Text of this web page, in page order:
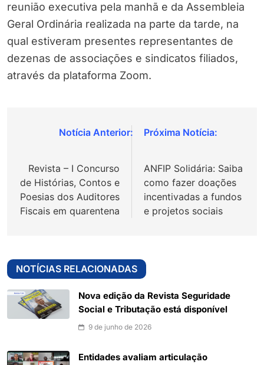
reunião executiva pela manhã e da Assembleia
Geral Ordinária realizada na parte da tarde, na
qual estiveram presentes representantes de
dezenas de associações e sindicatos filiados,
através da plataforma Zoom.
Navegação
Post
Revista – I Concurso
de Histórias, Contos e
Poesias dos Auditores
Fiscais em quarentena
ANFIP Solidária: Saiba
como fazer doações
incentivadas a fundos
e projetos sociais
NOTÍCIAS RELACIONADAS
Nova edição da Revista Seguridade
Social e Tributação está disponível
9 de junho de 2026
Entidades avaliam articulação